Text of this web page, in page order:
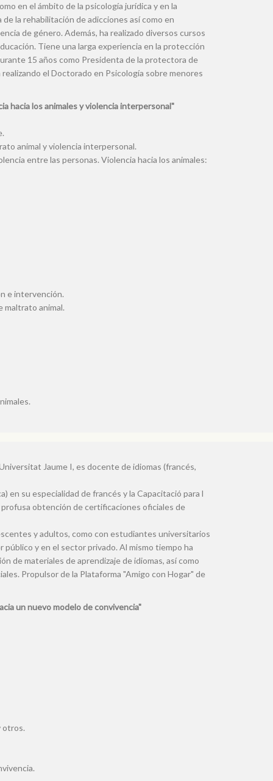
en el ámbito de la psicología jurídica y en la
la rehabilitación de adicciones así como en
de género. Además, ha realizado diversos cursos
Tiene una larga experiencia en la protección
15 años como Presidenta de la protectora de
el Doctorado en Psicología sobre menores
hacia los animales y violencia interpersonal"
animal y violencia interpersonal.
entre las personas. Violencia hacia los animales:
e intervención.
maltrato animal.
Jaume I, es docente de idiomas (francés,
en su especialidad de francés y la Capacitació para l
profusa obtención de certificaciones oficiales de
y adultos, como con estudiantes universitarios
y en el sector privado. Al mismo tiempo ha
de materiales de aprendizaje de idiomas, así como
Propulsor de la Plataforma "Amigo con Hogar" de
un nuevo modelo de convivencia"
otros.